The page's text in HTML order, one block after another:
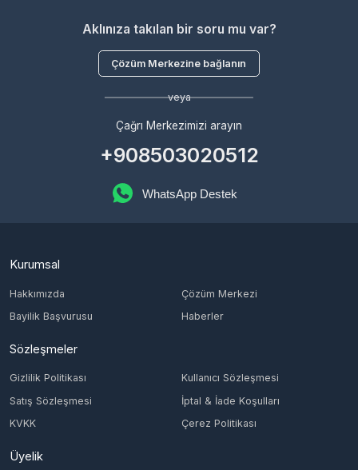
+908503020512
Çözüm Merkezi
Sözleşmeler
Cüzdanım
Beğendiklerim
İlan Yönetimi
Destek Taleplerim